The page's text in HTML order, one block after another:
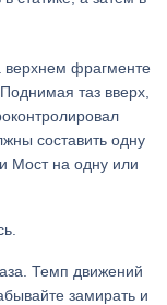
верхнем фрагменте
таз вверх,
составить одну
Мост на одну или
Темп движений
замирать и